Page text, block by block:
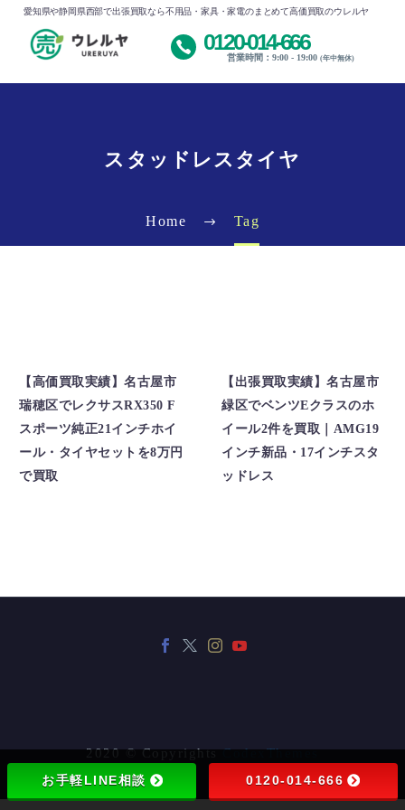
愛知県や静岡県西部で出張買取なら不用品・家具・家電のまとめて高価買取のウレルヤ
0120-014-666
営業時間：9:00 - 19:00 (年中無休)
スタッドレスタイヤ
Home Tag
【高価買取実績】名古屋市
瑞穂区でレクサスRX350 F
スポーツ純正21インチホイ
ール・タイヤセットを8万円
で買取
【出張買取実績】名古屋市
緑区でベンツEクラスのホ
イール2件を買取｜AMG19
インチ新品・17インチスタ
ッドレス
2020 © CopyrightsCodexThemes
お手軽LINE相談
0120-014-666